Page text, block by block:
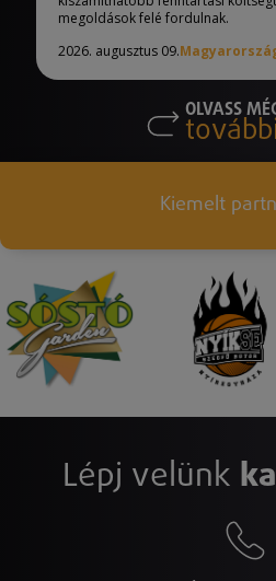
megoldások felé fordulnak.
2026. augusztus 09.
OLVASS
Kiemelt
Lépj velünk